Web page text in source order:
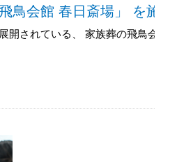
鳥会館 春日斎場」 を施
開されている、 家族葬の飛鳥会